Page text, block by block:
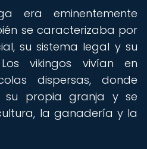
era eminentemente
se caracterizaba por
su sistema legal y su
vikingos vivían en
dispersas, donde
propia granja y se
la ganadería y la